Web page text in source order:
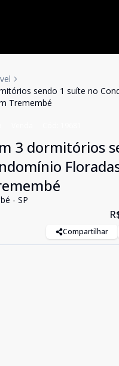
sendo 1 suíte no
Tremembé
3 dormitórios
- SP
Compartilhar